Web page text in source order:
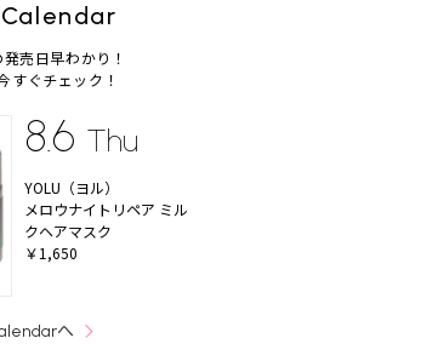
売日早わかり！
すぐチェック！
8.6 Thu
YOLU（ヨル）
メロウナイトリペア ミル
クヘアマスク
￥1,650
へ